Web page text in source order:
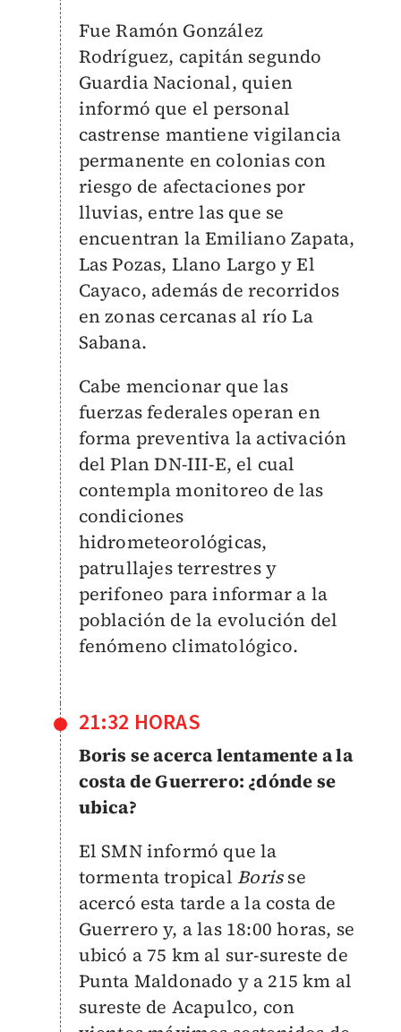
Fue Ramón González
Rodríguez, capitán segundo
Guardia Nacional, quien
informó que el personal
castrense mantiene vigilancia
permanente en colonias con
riesgo de afectaciones por
lluvias, entre las que se
encuentran la Emiliano Zapata,
Las Pozas, Llano Largo y El
Cayaco, además de recorridos
en zonas cercanas al río La
Sabana.
Cabe mencionar que las
fuerzas federales operan en
forma preventiva la activación
del Plan DN-III-E, el cual
contempla monitoreo de las
condiciones
hidrometeorológicas,
patrullajes terrestres y
perifoneo para informar a la
población de la evolución del
fenómeno climatológico.
21:32 HORAS
Boris se acerca lentamente a la
costa de Guerrero: ¿dónde se
ubica?
El SMN informó que la
tormenta tropicalBorisse
acercó esta tarde a la costa de
Guerrero y, a las 18:00 horas, se
ubicó a 75 km al sur-sureste de
Punta Maldonado y a 215 km al
sureste de Acapulco, con